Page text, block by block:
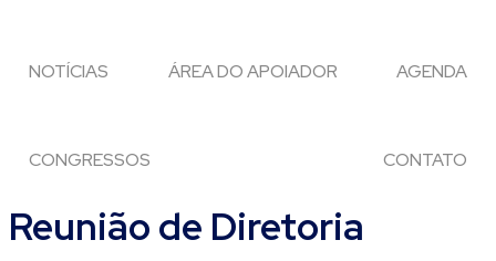
NOTÍCIAS ÁREA DO APOIADOR AGENDA
CONGRESSOS CONTATO
Reunião de Diretoria